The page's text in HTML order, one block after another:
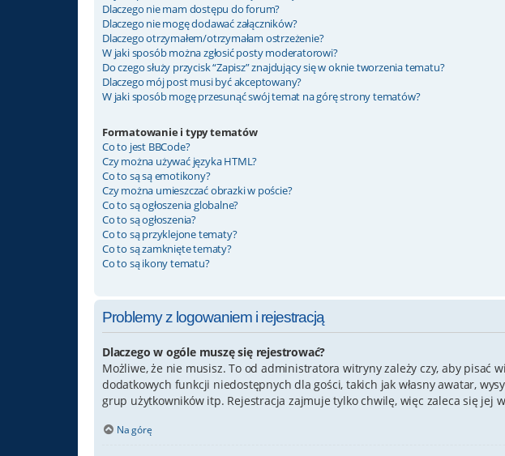
Dlaczego nie mam dostępu do forum?
Dlaczego nie mogę dodawać załączników?
Dlaczego otrzymałem/otrzymałam ostrzeżenie?
W jaki sposób można zgłosić posty moderatorowi?
Do czego służy przycisk “Zapisz” znajdujący się w oknie tworzenia tematu?
Dlaczego mój post musi być akceptowany?
W jaki sposób mogę przesunąć swój temat na górę strony tematów?
Formatowanie i typy tematów
Co to jest BBCode?
Czy można używać języka HTML?
Co to są są emotikony?
Czy można umieszczać obrazki w poście?
Co to są ogłoszenia globalne?
Co to są ogłoszenia?
Co to są przyklejone tematy?
Co to są zamknięte tematy?
Co to są ikony tematu?
Problemy z logowaniem i rejestracją
Dlaczego w ogóle muszę się rejestrować?
Możliwe, że nie musisz. To od administratora witryny zależy czy, aby
dodatkowych funkcji niedostępnych dla gości, takich jak własny awatar,
grup użytkowników itp. Rejestracja zajmuje tylko chwilę, więc zaleca się jej
Na górę